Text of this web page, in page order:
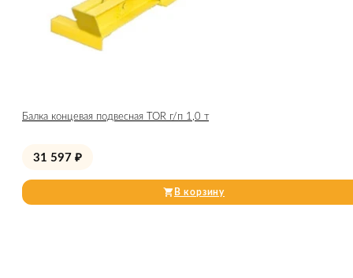
Балка концевая подвесная TOR г/п 1,0 т
31 597 ₽
В корзину